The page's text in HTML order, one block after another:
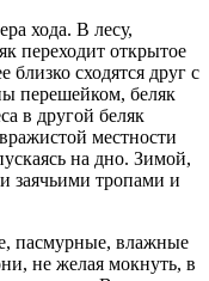
хода. В лесу,
переходит открытое
близко сходятся друг с
перешейком, беляк
в другой беляк
местности
на дно. Зимой,
заячьими тропами и
пасмурные, влажные
не желая мокнуть, в